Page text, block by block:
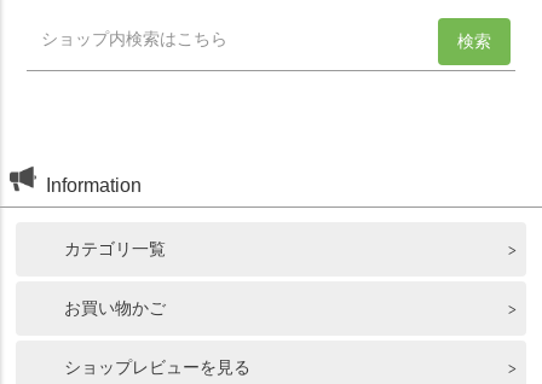
Information
カテゴリ一覧
お買い物かご
ショップレビューを見る